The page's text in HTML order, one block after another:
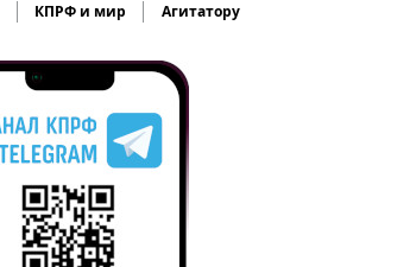
КПРФ и мир Агитатору